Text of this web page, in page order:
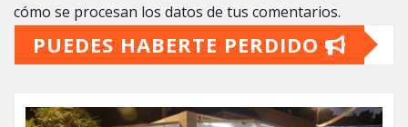
cómo se procesan los datos de tus comentarios.
PUEDES HABERTE PERDIDO